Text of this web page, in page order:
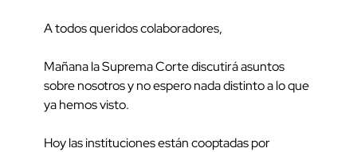
A todos queridos colaboradores,
Mañana la Suprema Corte discutirá asuntos
sobre nosotros y no espero nada distinto a lo que
ya hemos visto.
Hoy las instituciones están cooptadas por